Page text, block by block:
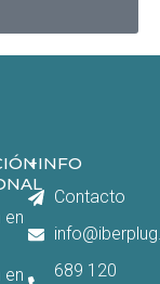
en
en
+INFO
Contacto
689 120